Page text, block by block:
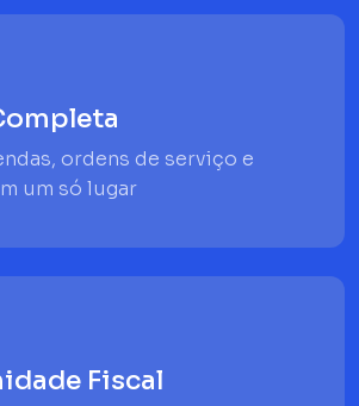
ordens de serviço e
um só lugar
Fiscal